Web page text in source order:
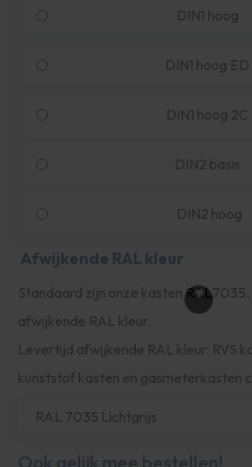
DIN1 hoog
DIN1 hoog ED
DIN1 hoog 2C
DIN2 basis
DIN2 hoog
Afwijkende RAL kleur
Standaard zijn onze kasten
afwijkende RAL kleur.
Levertijd afwijkende RAL kleur: RVS
kunststof kasten en gasmeterkasten